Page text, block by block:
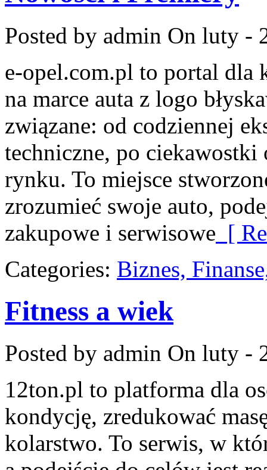
Posted by admin On luty -
e-opel.com.pl to portal dla
na marce auta z logo
związane: od codziennej
techniczne, po
rynku. To miejsce
zrozumieć swoje auto,
zakupowe i serwisowe [
Categories: Biznes,
Fitness a wiek
Posted by admin On luty -
12ton.pl to platforma dla
kondycję, zredukować
kolarstwo. To serwis, w